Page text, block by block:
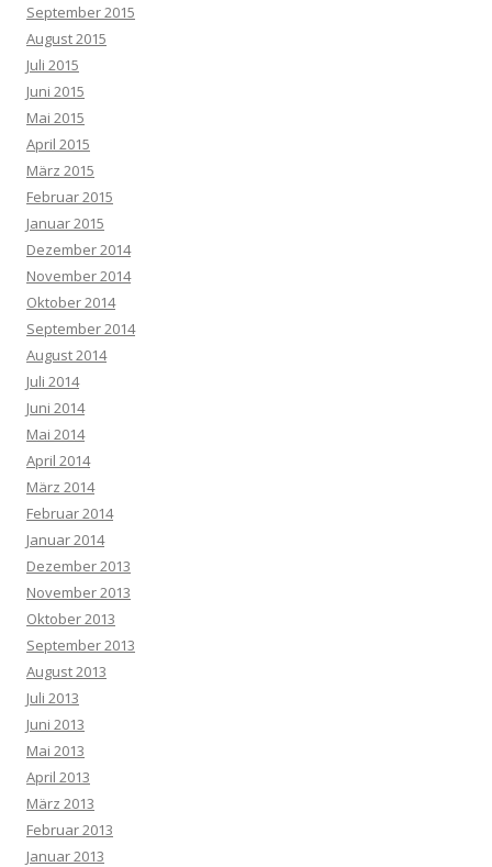
September 2015
August 2015
Juli 2015
Juni 2015
Mai 2015
April 2015
März 2015
Februar 2015
Januar 2015
Dezember 2014
November 2014
Oktober 2014
September 2014
August 2014
Juli 2014
Juni 2014
Mai 2014
April 2014
März 2014
Februar 2014
Januar 2014
Dezember 2013
November 2013
Oktober 2013
September 2013
August 2013
Juli 2013
Juni 2013
Mai 2013
April 2013
März 2013
Februar 2013
Januar 2013